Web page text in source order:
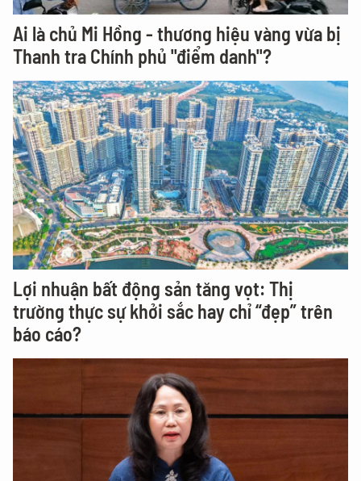
Ai là chủ Mi Hồng - thương hiệu vàng vừa bị
Thanh tra Chính phủ "điểm danh"?
Lợi nhuận bất động sản tăng vọt: Thị
trường thực sự khởi sắc hay chỉ “đẹp” trên
báo cáo?